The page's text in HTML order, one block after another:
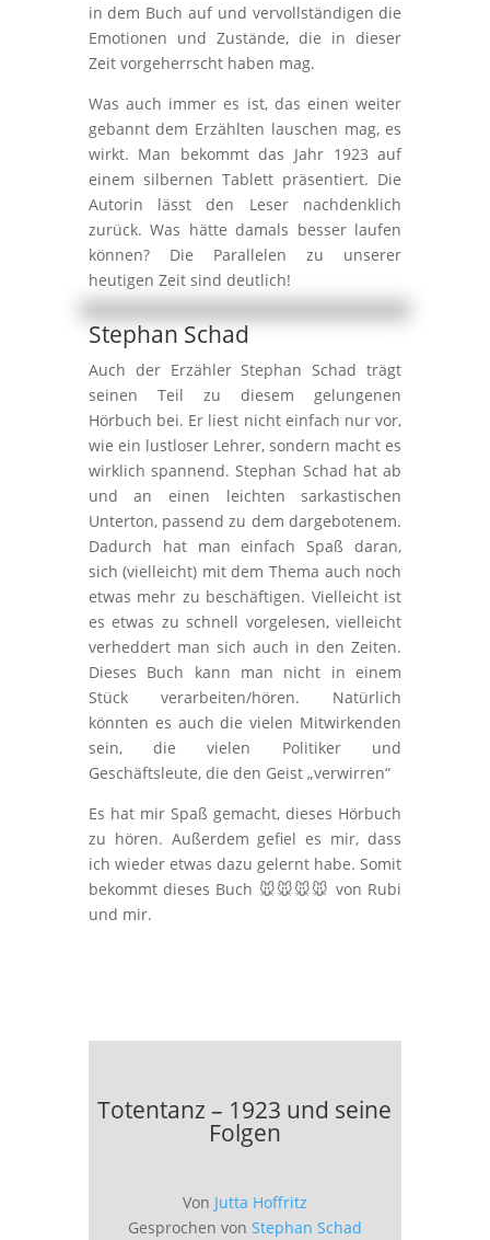
in dem Buch auf und vervollständigen die
Emotionen und Zustände, die in dieser
Zeit vorgeherrscht haben mag.
Was auch immer es ist, das einen weiter
gebannt dem Erzählten lauschen mag, es
wirkt. Man bekommt das Jahr 1923 auf
einem silbernen Tablett präsentiert. Die
Autorin lässt den Leser nachdenklich
zurück. Was hätte damals besser laufen
können? Die Parallelen zu unserer
heutigen Zeit sind deutlich!
Stephan Schad
Auch der Erzähler Stephan Schad trägt
seinen Teil zu diesem gelungenen
Hörbuch bei. Er liest nicht einfach nur vor,
wie ein lustloser Lehrer, sondern macht es
wirklich spannend. Stephan Schad hat ab
und an einen leichten sarkastischen
Unterton, passend zu dem dargebotenem.
Dadurch hat man einfach Spaß daran,
sich (vielleicht) mit dem Thema auch noch
etwas mehr zu beschäftigen. Vielleicht ist
es etwas zu schnell vorgelesen, vielleicht
verheddert man sich auch in den Zeiten.
Dieses Buch kann man nicht in einem
Stück verarbeiten/hören. Natürlich
könnten es auch die vielen Mitwirkenden
sein, die vielen Politiker und
Geschäftsleute, die den Geist „verwirren“
Es hat mir Spaß gemacht, dieses Hörbuch
zu hören. Außerdem gefiel es mir, dass
ich wieder etwas dazu gelernt habe. Somit
bekommt dieses Buch 🐭🐭🐭🐭 von Rubi
und mir.
Totentanz – 1923 und seine
Folgen
Von Jutta Hoffritz
Gesprochen von Stephan Schad